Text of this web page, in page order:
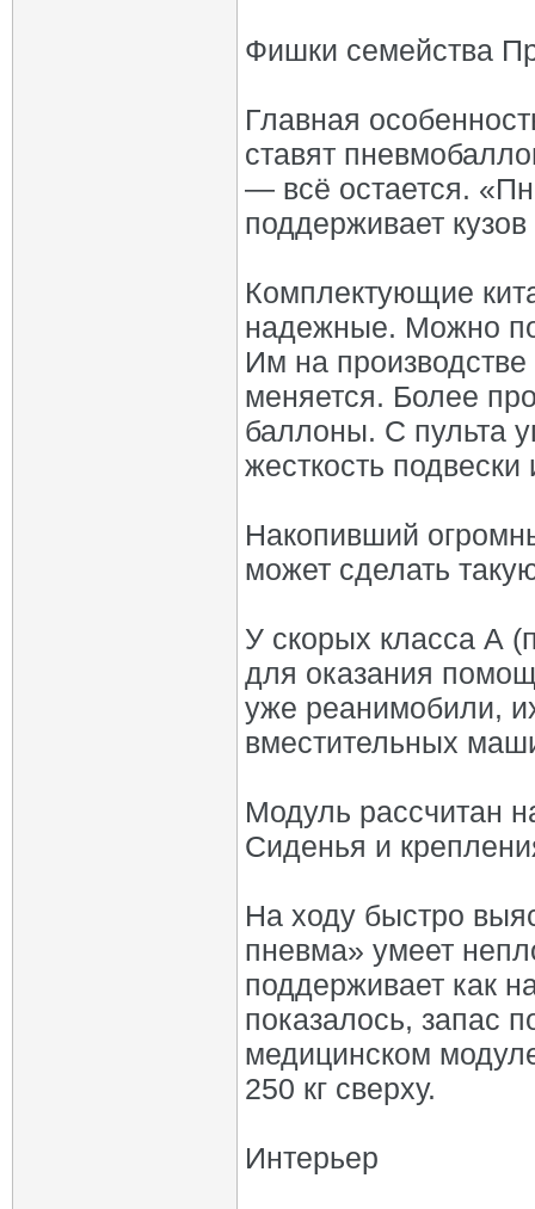
Фишки семейства
Главная
ставят
— всё остается.
поддерживает
Комплектующие
надежные. Можно
Им на
меняется. Более
баллоны. C пульта
жесткость подвески
Накопивший
может сделать
У скорых класса А
для оказания
уже реанимобили,
вместительных
Модуль рассчитан
Сиденья и
На ходу быстро
пневма» умеет
поддерживает как
показалось, запас
медицинском
250 кг сверху.
Интерьер